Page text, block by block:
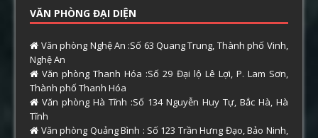
VĂN PHÒNG ĐẠI DIỆN
Văn phòng Nghệ An :Số 63 Quang Trung, Thành phố Vinh,
Nghệ An
Văn phòng Thanh Hóa :Số 29 Đại lộ Lê Lợi, P. Lam Sơn,
Thành phố Thanh Hóa
Văn phòng Hà Tĩnh :Số 134 Nguyễn Huy Tự, Bắc Hà, Hà
Tĩnh
Văn phòng Quảng Bình : Số 123 Trần Hưng Đạo, Bảo Ninh,